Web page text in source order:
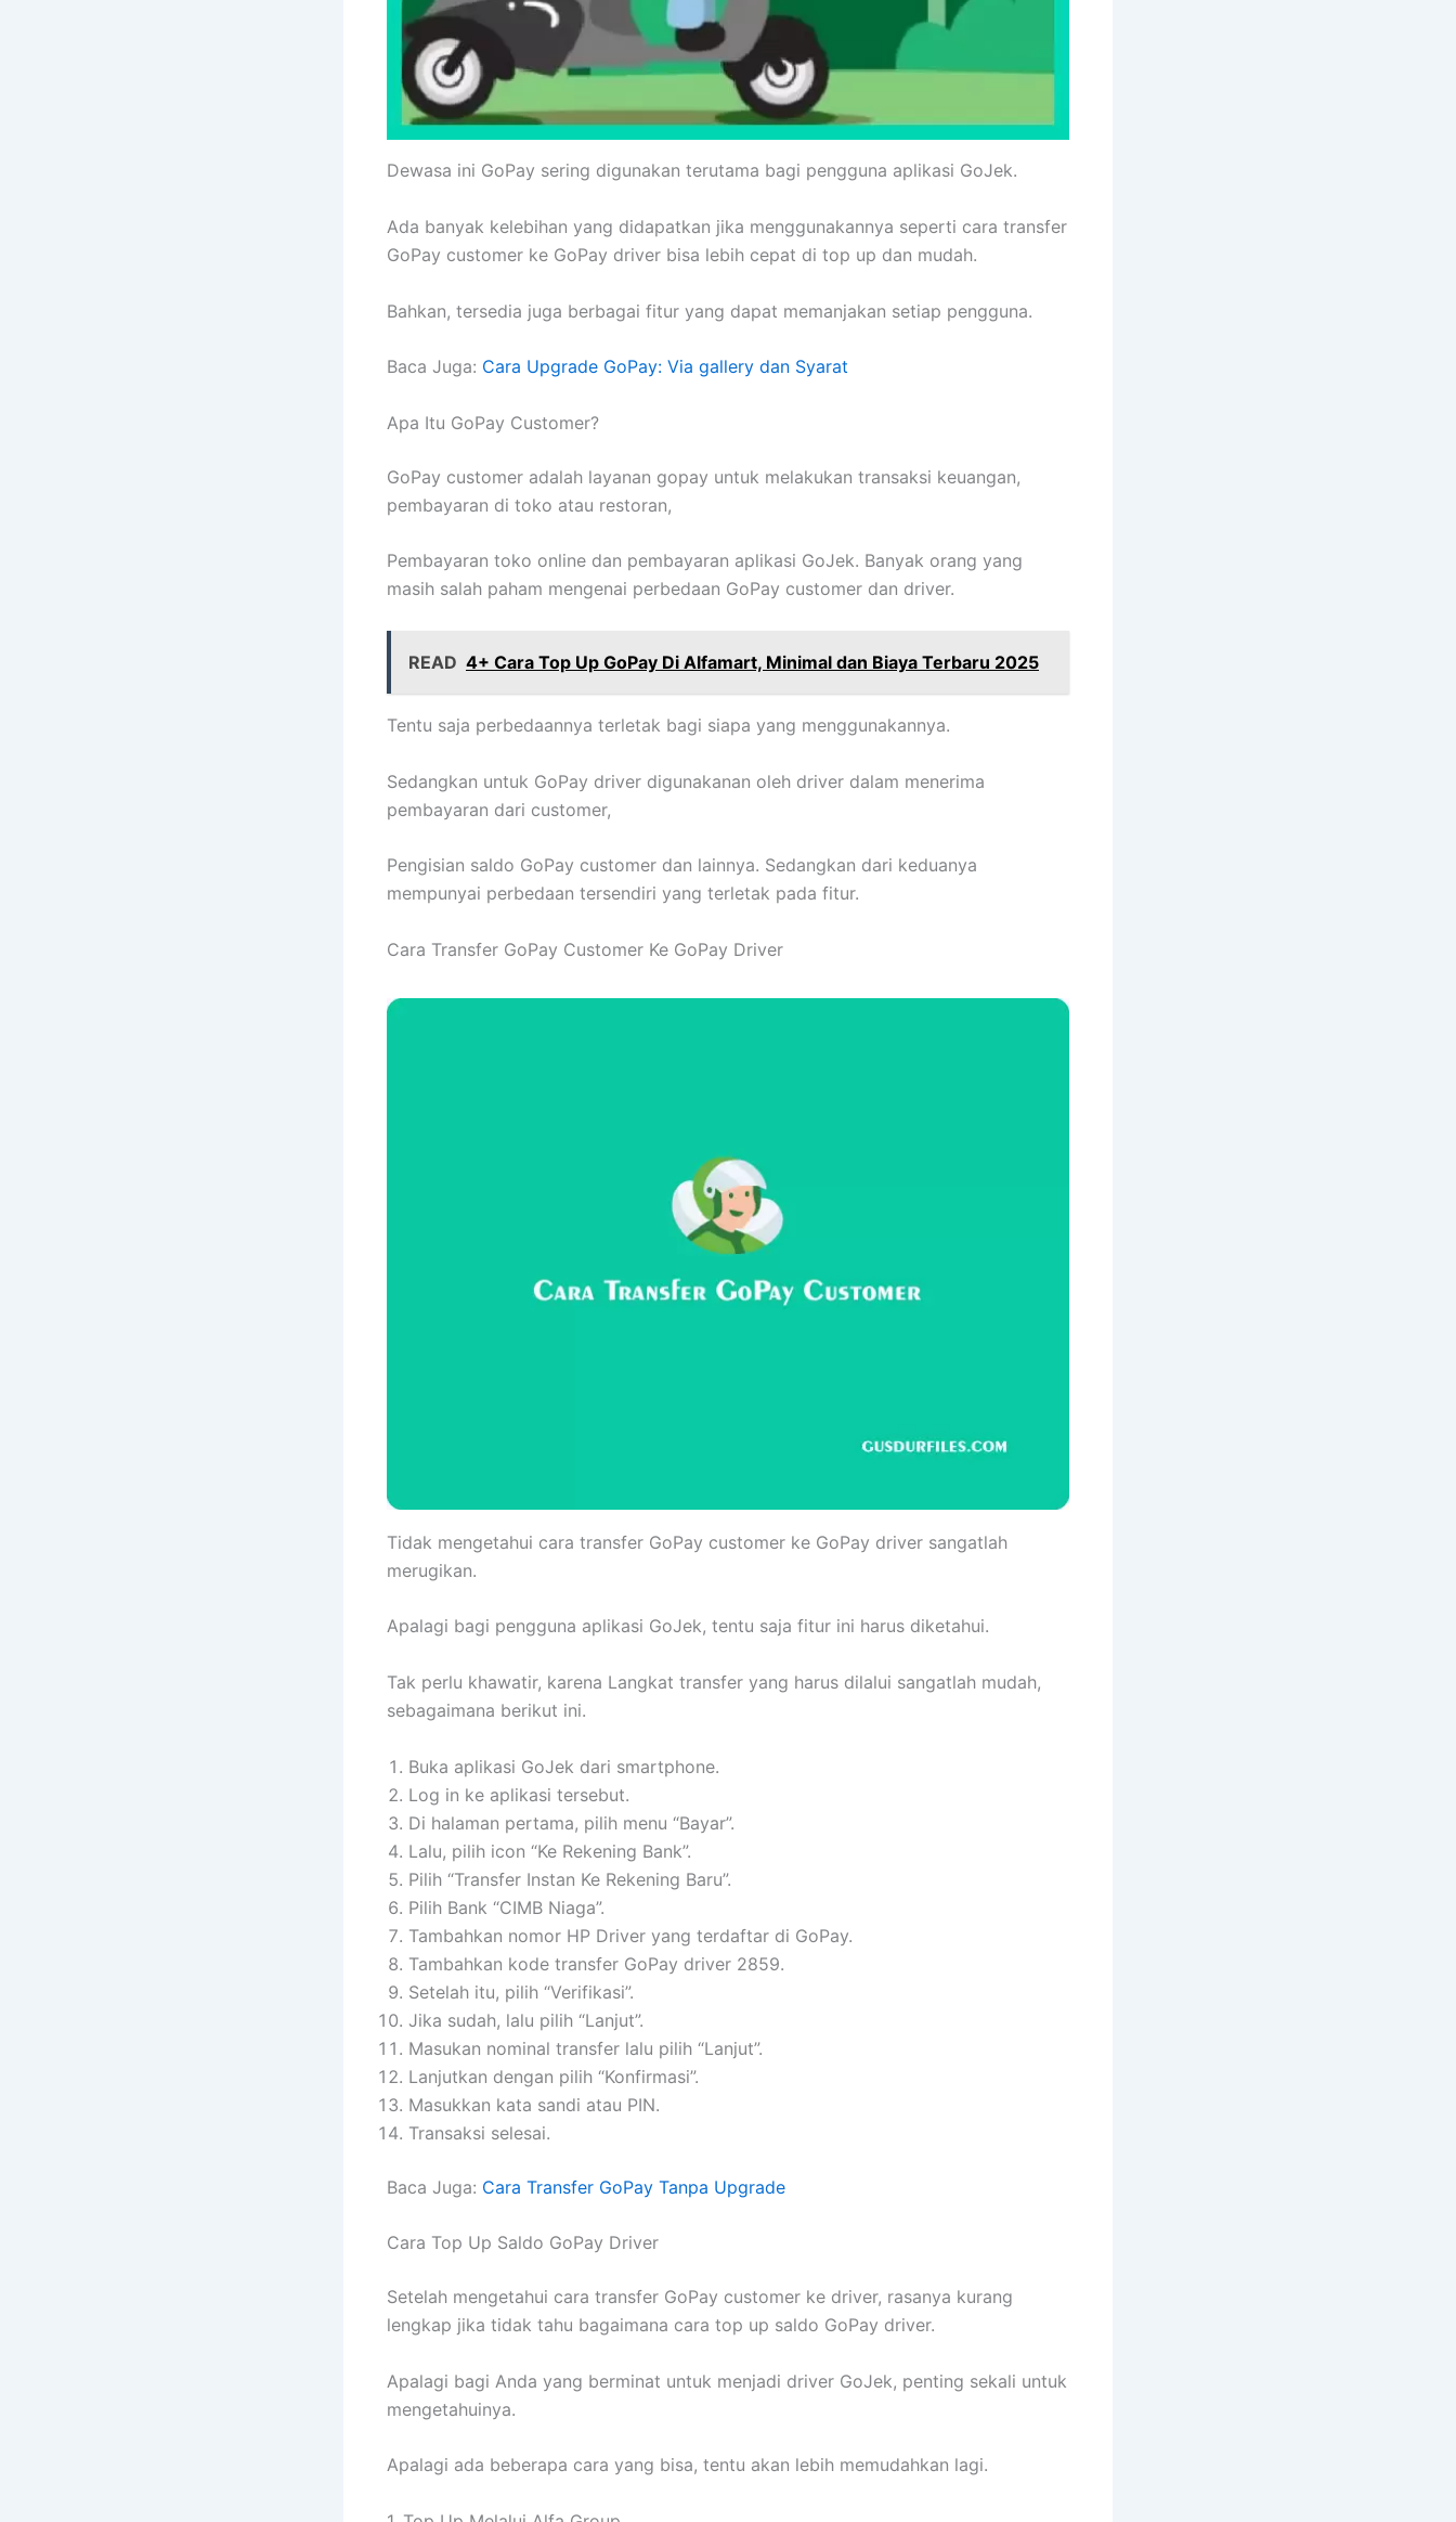
Dewasa ini GoPay sering digunakan terutama bagi pengguna aplikasi GoJek.
Ada banyak kelebihan yang didapatkan jika menggunakannya seperti cara transfer
GoPay customer ke GoPay driver bisa lebih cepat di top up dan mudah.
Bahkan, tersedia juga berbagai fitur yang dapat memanjakan setiap pengguna.
Baca Juga: Cara Upgrade GoPay: Via gallery dan Syarat
Apa Itu GoPay Customer?
GoPay customer adalah layanan gopay untuk melakukan transaksi keuangan,
pembayaran di toko atau restoran,
Pembayaran toko online dan pembayaran aplikasi GoJek. Banyak orang yang
masih salah paham mengenai perbedaan GoPay customer dan driver.
READ 4+ Cara Top Up GoPay Di Alfamart, Minimal dan Biaya Terbaru 2025
Tentu saja perbedaannya terletak bagi siapa yang menggunakannya.
Sedangkan untuk GoPay driver digunakanan oleh driver dalam menerima
pembayaran dari customer,
Pengisian saldo GoPay customer dan lainnya. Sedangkan dari keduanya
mempunyai perbedaan tersendiri yang terletak pada fitur.
Cara Transfer GoPay Customer Ke GoPay Driver
Tidak mengetahui cara transfer GoPay customer ke GoPay driver sangatlah
merugikan.
Apalagi bagi pengguna aplikasi GoJek, tentu saja fitur ini harus diketahui.
Tak perlu khawatir, karena Langkat transfer yang harus dilalui sangatlah mudah,
sebagaimana berikut ini.
Buka aplikasi GoJek dari smartphone.
Log in ke aplikasi tersebut.
Di halaman pertama, pilih menu “Bayar”.
Lalu, pilih icon “Ke Rekening Bank”.
Pilih “Transfer Instan Ke Rekening Baru”.
Pilih Bank “CIMB Niaga”.
Tambahkan nomor HP Driver yang terdaftar di GoPay.
Tambahkan kode transfer GoPay driver 2859.
Setelah itu, pilih “Verifikasi”.
Jika sudah, lalu pilih “Lanjut”.
Masukan nominal transfer lalu pilih “Lanjut”.
Lanjutkan dengan pilih “Konfirmasi”.
Masukkan kata sandi atau PIN.
Transaksi selesai.
Baca Juga: Cara Transfer GoPay Tanpa Upgrade
Cara Top Up Saldo GoPay Driver
Setelah mengetahui cara transfer GoPay customer ke driver, rasanya kurang
lengkap jika tidak tahu bagaimana cara top up saldo GoPay driver.
Apalagi bagi Anda yang berminat untuk menjadi driver GoJek, penting sekali untuk
mengetahuinya.
Apalagi ada beberapa cara yang bisa, tentu akan lebih memudahkan lagi.